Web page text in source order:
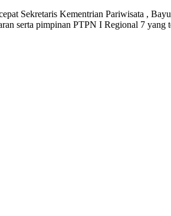
Sekretaris Kementrian Pariwisata ,
serta pimpinan PTPN I Regional 7